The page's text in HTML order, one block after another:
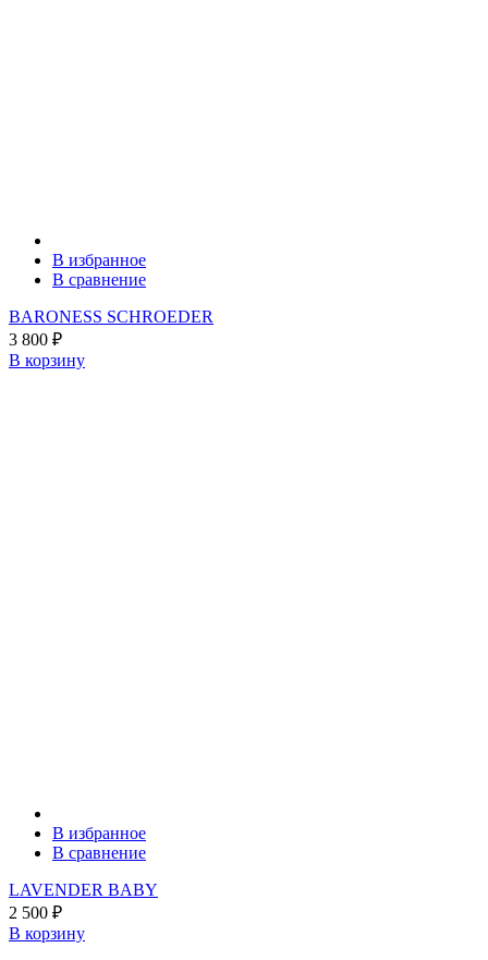
В избранное
В сравнение
BARONESS SCHROEDER
3 800 ₽
В корзину
В избранное
В сравнение
LAVENDER BABY
2 500 ₽
В корзину